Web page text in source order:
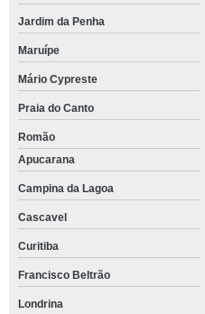
Jardim da Penha
Maruípe
Mário Cypreste
Praia do Canto
Romão
Apucarana
Campina da Lagoa
Cascavel
Curitiba
Francisco Beltrão
Londrina